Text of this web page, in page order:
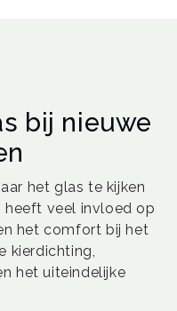
bij nieuwe
het glas te kijken
heeft veel invloed op
het comfort bij het
kierdichting,
het uiteindelijke